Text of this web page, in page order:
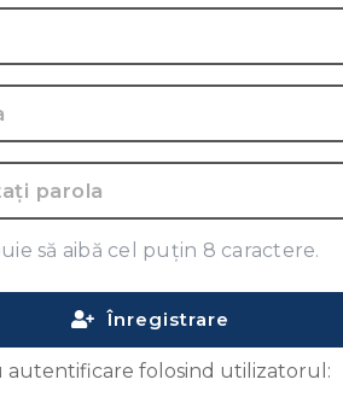
să aibă cel puțin 8 caractere.
Înregistrare
autentificare folosind utilizatorul: